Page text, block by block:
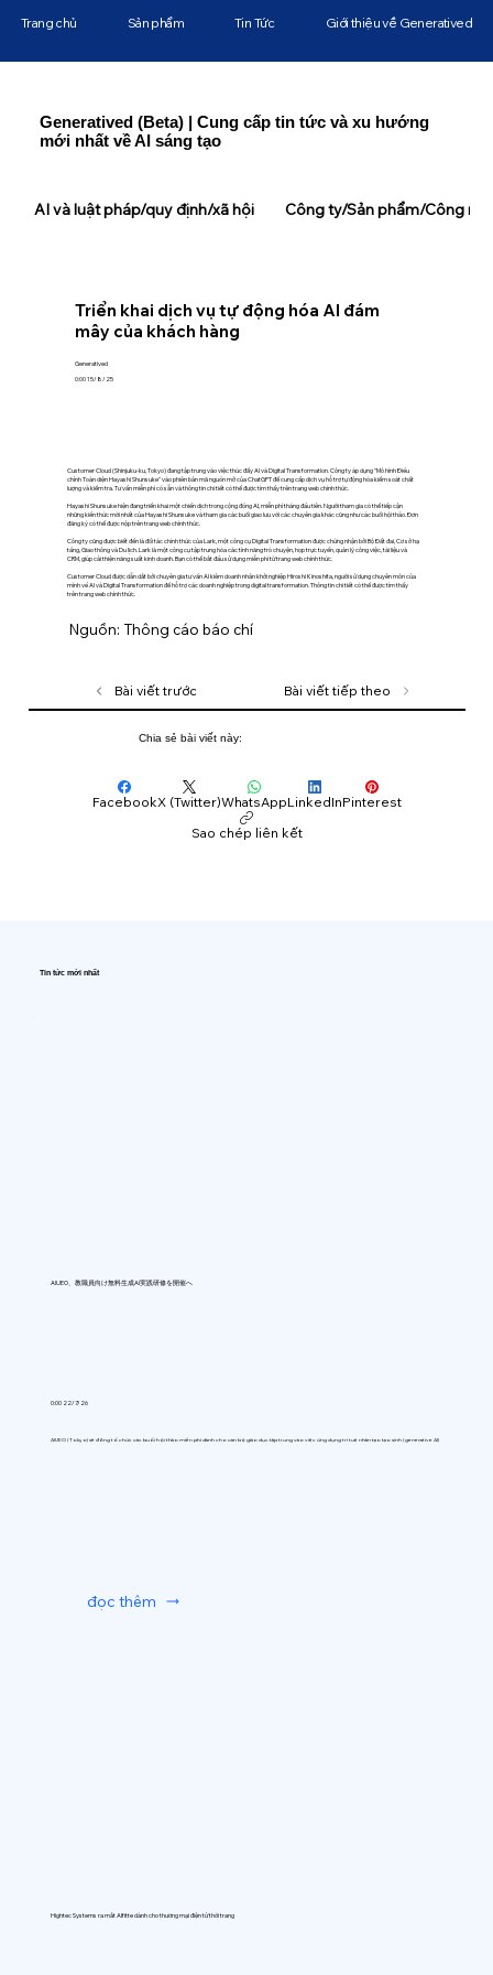
Generatived (Beta) | Cung cấp tin tức và xu hướng
mới nhất về AI sáng tạo
Triển khai dịch vụ tự động hóa AI đám
mây của khách hàng
Generatived
0:00 15/8/25
Customer Cloud (Shinjuku-ku, Tokyo) đang tập trung vào việc thúc đẩy AI và Digital Transformation. Công ty áp dụng "Mô hình Điều
chỉnh Toàn diện Hayashi Shunsuke" vào phiên bản mã nguồn mở của ChatGPT để cung cấp dịch vụ hỗ trợ tự động hóa kiểm soát chất
lượng và kiểm tra. Tư vấn miễn phí có sẵn và thông tin chi tiết có thể được tìm thấy trên trang web chính thức.
Hayashi Shunsuke hiện đang triển khai một chiến dịch trong cộng đồng AI, miễn phí tháng đầu tiên. Người tham gia có thể tiếp cận
những kiến thức mới nhất của Hayashi Shunsuke và tham gia các buổi giao lưu với các chuyên gia khác cũng như các buổi hội thảo. Đơn
đăng ký có thể được nộp trên trang web chính thức.
Công ty cũng được biết đến là đối tác chính thức của Lark, một công cụ Digital Transformation được chứng nhận bởi Bộ Đất đai, Cơ sở hạ
tầng, Giao thông và Du lịch. Lark là một công cụ tập trung hóa các tính năng trò chuyện, họp trực tuyến, quản lý công việc, tài liệu và
CRM, giúp cải thiện năng suất kinh doanh. Bạn có thể bắt đầu sử dụng miễn phí từ trang web chính thức.
Customer Cloud được dẫn dắt bởi chuyên gia tư vấn AI kiêm doanh nhân khởi nghiệp Hiroshi Kinoshita, người sử dụng chuyên môn của
mình về AI và Digital Transformation để hỗ trợ các doanh nghiệp trong digital transformation. Thông tin chi tiết có thể được tìm thấy
trên trang web chính thức.
Nguồn: Thông cáo báo chí
Bài viết trước Bài viết tiếp theo
Trang chủ Sản phẩm Tin Tức Giới thiệu về Generatived
Chia sẻ bài viết này:
FacebookX (Twitter)WhatsAppLinkedInPinterest
Sao chép liên kết
AI và luật pháp/quy định/xã hội Công ty/Sản phẩm/Công
Tin tức mới nhất
AIUEO、教職員向け無料生成AI実践研修を開催へ
0:00 22/7/26
AIUEO (Tokyo) sẽ đồng tổ chức các buổi hội thảo miễn phí dành cho cán bộ giáo dục tập trung vào việc ứng dụng trí tuệ nhân tạo tạo sinh (generative AI)
đọc thêm
Hightec Systems ra mắt AIfitte dành cho thương mại điện tử thời trang